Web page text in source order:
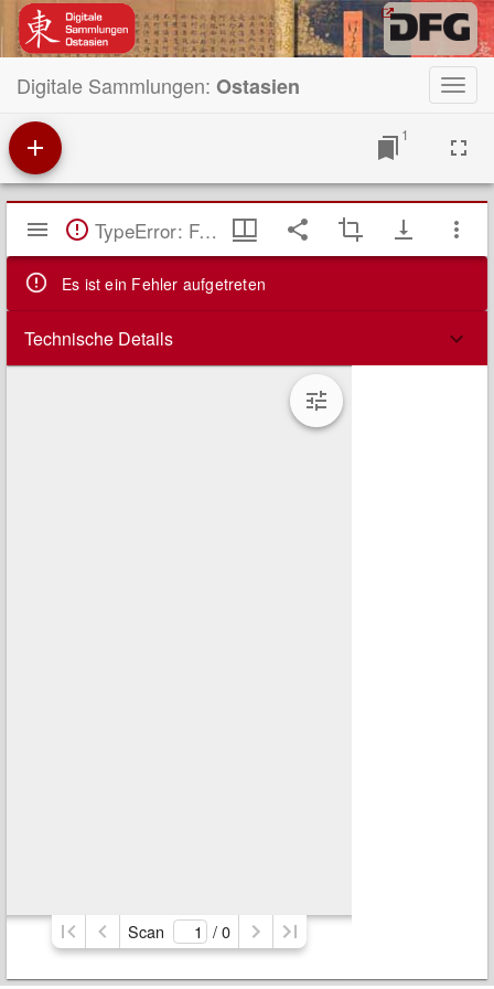
Digitale Sammlungen: Ostasien
1
Mirador
Viewer TypeError: Failed to fetch
Es ist ein Fehler aufgetreten
Technische Details
Scan / 0